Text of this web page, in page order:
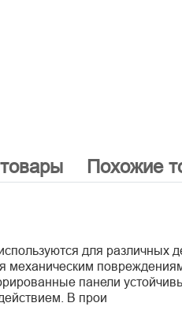
Похожие
для различных
механическим
панели
В прои